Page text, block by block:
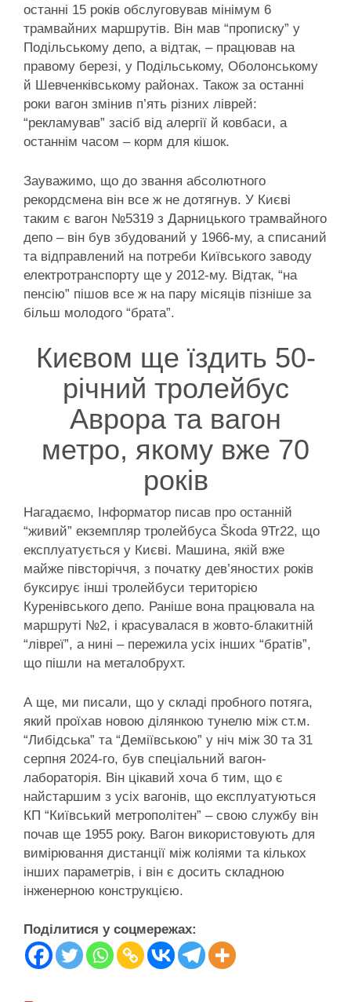
останні 15 років обслуговував мінімум 6
трамвайних маршрутів. Він мав “прописку” у
Подільському депо, а відтак, – працював на
правому березі, у Подільському, Оболонському
й Шевченківському районах. Також за останні
роки вагон змінив п’ять різних ліврей:
“рекламував” засіб від алергії й ковбаси, а
останнім часом – корм для кішок.
Зауважимо, що до звання абсолютного
рекордсмена він все ж не дотягнув. У Києві
таким є вагон №5319 з Дарницького трамвайного
депо – він був збудований у 1966-му, а списаний
та відправлений на потреби Київського заводу
електротранспорту ще у 2012-му. Відтак, “на
пенсію” пішов все ж на пару місяців пізніше за
більш молодого “брата”.
Києвом ще їздить 50-
річний тролейбус
Аврора та вагон
метро, якому вже 70
років
Нагадаємо, Інформатор писав про останній
“живий” екземпляр тролейбуса Škoda 9Tr22, що
експлуатується у Києві. Машина, якій вже
майже півсторіччя, з початку дев’яностих років
буксирує інші тролейбуси територією
Куренівського депо. Раніше вона працювала на
маршруті №2, і красувалася в жовто-блакитній
“лівреї”, а нині – пережила усіх інших “братів”,
що пішли на металобрухт.
А ще, ми писали, що у складі пробного потяга,
який проїхав новою ділянкою тунелю між ст.м.
“Либідська” та “Деміївською” у ніч між 30 та 31
серпня 2024-го, був спеціальний вагон-
лабораторія. Він цікавий хоча б тим, що є
найстаршим з усіх вагонів, що експлуатуються
КП “Київський метрополітен” – свою службу він
почав ще 1955 року. Вагон використовують для
вимірювання дистанції між коліями та кількох
інших параметрів, і він є досить складною
інженерною конструкцією.
Поділитися у соцмережах: